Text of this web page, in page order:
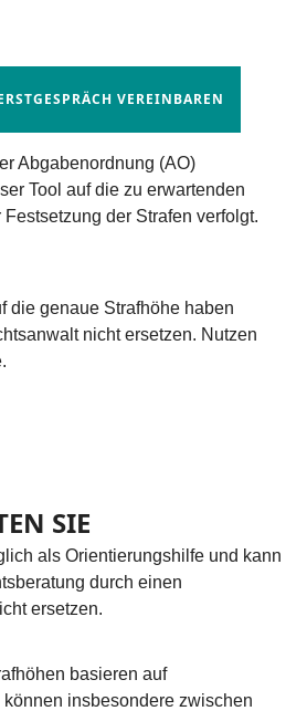
VEREINBAREN
Abgabenordnung (AO)
Tool auf die zu erwartenden
der Strafen verfolgt.
die genaue Strafhöhe haben
nicht ersetzen. Nutzen
SIE
als Orientierungshilfe und kann
durch einen
ersetzen.
basieren auf
insbesondere zwischen